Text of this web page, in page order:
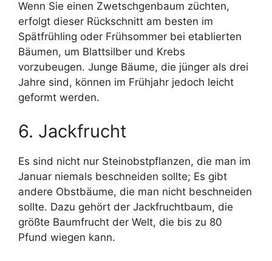
Wenn Sie einen Zwetschgenbaum züchten,
erfolgt dieser Rückschnitt am besten im
Spätfrühling oder Frühsommer bei etablierten
Bäumen, um Blattsilber und Krebs
vorzubeugen. Junge Bäume, die jünger als drei
Jahre sind, können im Frühjahr jedoch leicht
geformt werden.
6. Jackfrucht
Es sind nicht nur Steinobstpflanzen, die man im
Januar niemals beschneiden sollte; Es gibt
andere Obstbäume, die man nicht beschneiden
sollte. Dazu gehört der Jackfruchtbaum, die
größte Baumfrucht der Welt, die bis zu 80
Pfund wiegen kann.